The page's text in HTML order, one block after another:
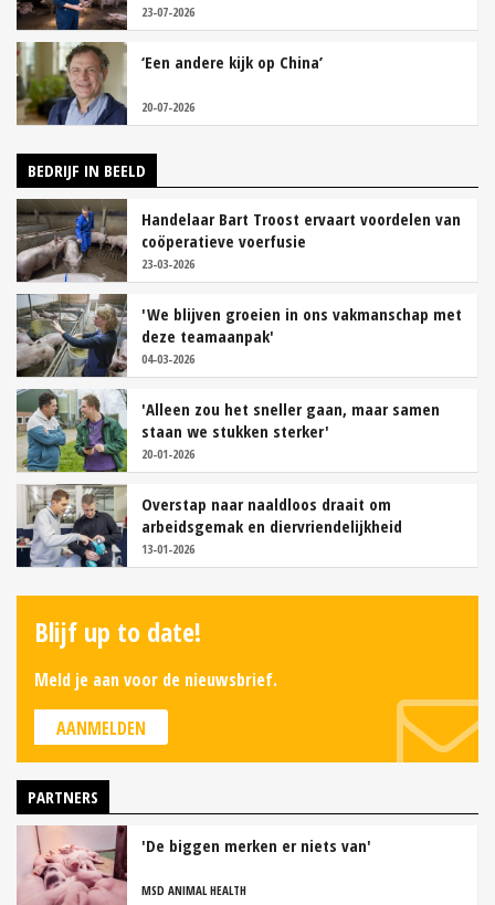
23-07-2026
‘Een andere kijk op China’
20-07-2026
BEDRIJF IN BEELD
Handelaar Bart Troost ervaart voordelen van
coöperatieve voerfusie
23-03-2026
'We blijven groeien in ons vakmanschap met
deze teamaanpak'
04-03-2026
'Alleen zou het sneller gaan, maar samen
staan we stukken sterker'
20-01-2026
Overstap naar naaldloos draait om
arbeidsgemak en diervriendelijkheid
13-01-2026
Blijf up to date!
Meld je aan voor de nieuwsbrief.
AANMELDEN
PARTNERS
'De biggen merken er niets van'
MSD ANIMAL HEALTH